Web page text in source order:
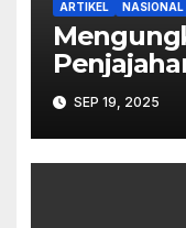
ARTIKEL NASIONAL
Palestina
Pappé
SEP 19, 2025